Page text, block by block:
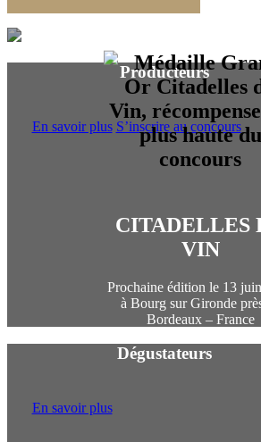
CITADELLES
VIN
Prochaine édition le 13
à Bourg sur Gironde
Bordeaux – France
Producteurs
En savoir plus S’inscrire au concours
Dégustateurs
En savoir plus